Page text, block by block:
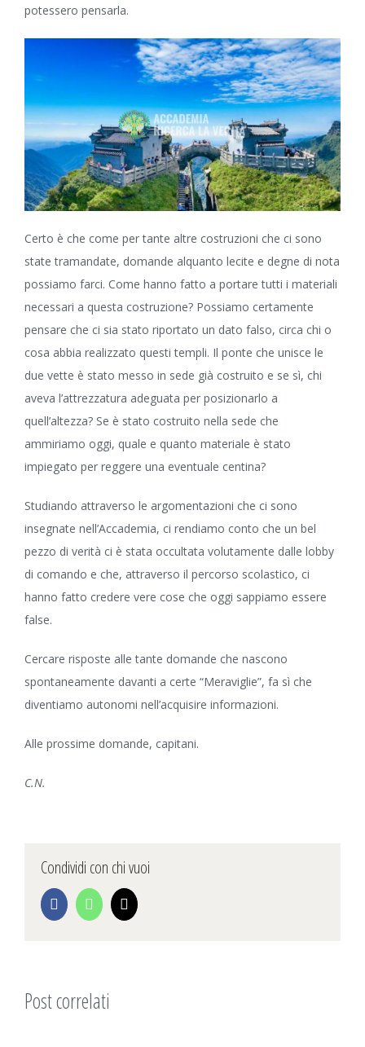
potessero pensarla.
Certo è che come per tante altre costruzioni che ci sono
state tramandate, domande alquanto lecite e degne di nota
possiamo farci. Come hanno fatto a portare tutti i materiali
necessari a questa costruzione? Possiamo certamente
pensare che ci sia stato riportato un dato falso, circa chi o
cosa abbia realizzato questi templi. Il ponte che unisce le
due vette è stato messo in sede già costruito e se sì, chi
aveva l’attrezzatura adeguata per posizionarlo a
quell’altezza? Se è stato costruito nella sede che
ammiriamo oggi, quale e quanto materiale è stato
impiegato per reggere una eventuale centina?
Studiando attraverso le argomentazioni che ci sono
insegnate nell’Accademia, ci rendiamo conto che un bel
pezzo di verità ci è stata occultata volutamente dalle lobby
di comando e che, attraverso il percorso scolastico, ci
hanno fatto credere vere cose che oggi sappiamo essere
false.
Cercare risposte alle tante domande che nascono
spontaneamente davanti a certe “Meraviglie”, fa sì che
diventiamo autonomi nell’acquisire informazioni.
Alle prossime domande, capitani.
C.N.
Condividi con chi vuoi
FacebookWhatsApp
Email
Post correlati